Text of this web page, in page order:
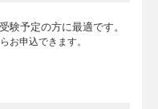
予定の方に最適です。
お申込できます。